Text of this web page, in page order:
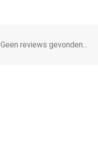
Geen reviews gevonden...